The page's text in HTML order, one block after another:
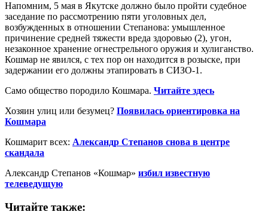
Напомним, 5 мая в Якутске должно было пройти судебное
заседание по рассмотрению пяти уголовных дел,
возбужденных в отношении Степанова: умышленное
причинение средней тяжести вреда здоровью (2), угон,
незаконное хранение огнестрельного оружия и хулиганство.
Кошмар не явился, с тех пор он находится в розыске, при
задержании его должны этапировать в СИЗО-1.
Само общество породило Кошмара. Читайте здесь
Хозяин улиц или безумец? Появилась ориентировка на
Кошмара
Кошмарит всех: Александр Степанов снова в центре
скандала
Александр Степанов «Кошмар» избил известную
телеведущую
Читайте также: